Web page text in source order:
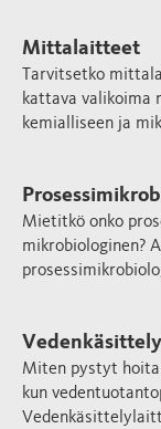
Mittalaitteet
Tarvitsetko
kattava
kemialliseen ja
Mietitkö onko
mikrobiologinen?
Miten pystyt
kun